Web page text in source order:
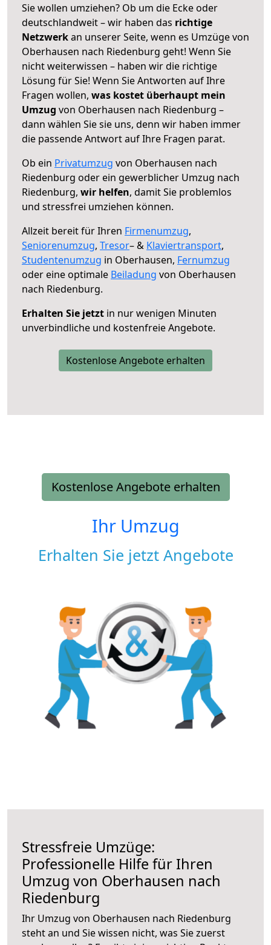
Sie wollen umziehen? Ob um die Ecke oder
deutschlandweit – wir haben das richtige
Netzwerkan unserer Seite, wenn es Umzüge von
Oberhausen nach Riedenburg geht! Wenn Sie
nicht weiterwissen – haben wir die richtige
Lösung für Sie! Wenn Sie Antworten auf Ihre
Fragen wollen, was kostet überhaupt mein
Umzug von Oberhausen nach Riedenburg –
dann wählen Sie sie uns, denn wir haben immer
die passende Antwort auf Ihre Fragen parat.
Ob ein Privatumzug von Oberhausen nach
Riedenburg oder ein gewerblicher Umzug nach
Riedenburg, wir helfen, damit Sie problemlos
und stressfrei umziehen können.
Allzeit bereit für Ihren Firmenumzug,
Seniorenumzug, Tresor– & Klaviertransport,
Studentenumzug in Oberhausen, Fernumzug
oder eine optimale Beiladung von Oberhausen
nach Riedenburg.
Erhalten Sie jetzt in nur wenigen Minuten
unverbindliche und kostenfreie Angebote.
Kostenlose Angebote erhalten
Kostenlose Angebote erhalten
Ihr Umzug
Erhalten Sie jetzt Angebote
Stressfreie Umzüge:
Professionelle Hilfe für Ihren
Umzug von Oberhausen nach
Riedenburg
Ihr Umzug von Oberhausen nach Riedenburg
steht an und Sie wissen nicht, was Sie zuerst